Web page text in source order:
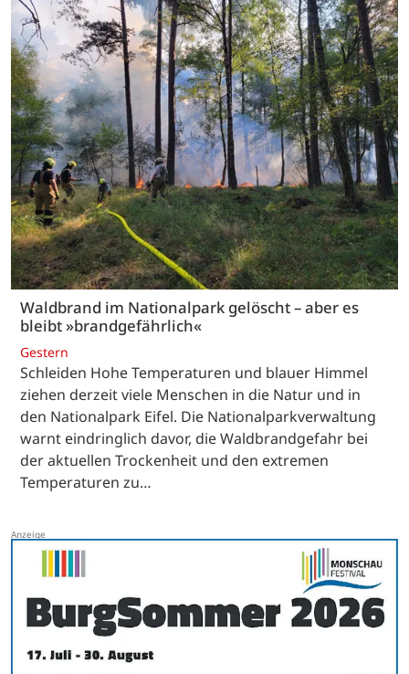
Waldbrand im Nationalpark gelöscht – aber es
bleibt »brandgefährlich«
Gestern
Schleiden Hohe Temperaturen und blauer Himmel
ziehen derzeit viele Menschen in die Natur und in
den Nationalpark Eifel. Die Nationalparkverwaltung
warnt eindringlich davor, die Waldbrandgefahr bei
der aktuellen Trockenheit und den extremen
Temperaturen zu…